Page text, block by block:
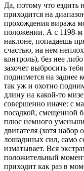
Да, потому что ездить
приходится на
прохождения виража
положении. А с 1198-м
наклоне, попадаешь
счастью, на нем
контроль), без нее
захочет выбросить
поднимется на заднее
так уж и охотно
длину на какой-то
совершенно иначе: с
посадкой, смещенной
плюс немного
двигателя (хотя набор
лошадиных сил, само
изматывает. Вся
положительный
приходит как раз в